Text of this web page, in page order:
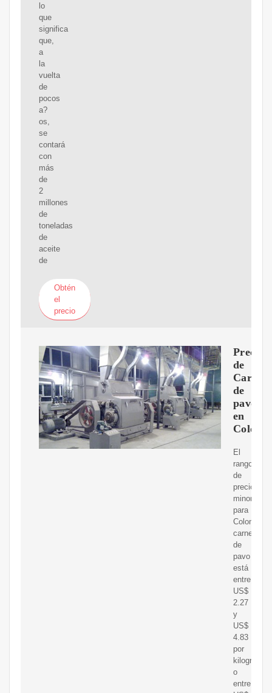
lo
que
significa
que,
a
la
vuelta
de
pocos
a?
os,
se
contará
con
más
de
2
millones
de
toneladas
de
aceite
de
Obtén
el
precio
Precio
de
Carne
de
pavo
en
El
rango
de
precio
minorista
para
Colombia
carne
de
pavo
está
entre
US$
2.27
y
US$
4.83
por
kilogramo
o
entre